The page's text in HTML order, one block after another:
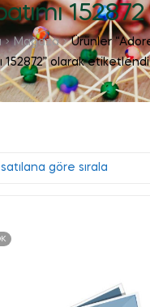
152872
Mağaza
Ürünler
152872” olarak etiketlendi